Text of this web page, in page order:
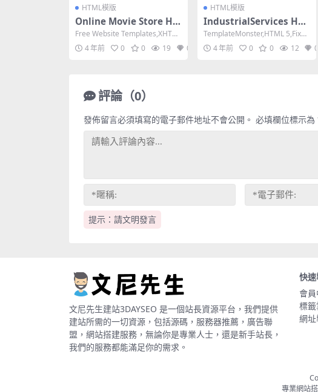
HTML模版
Online Movie Store Ht
ml模版
Free Website Templates,XHTM
L 1.0 Transit...
4 年前 0 0 19 0
HTML模版
IndustrialServices Ht
ml模版
TemplateMonster,HTML 5,Fixed
Width, 2 Co...
4 年前 0 0 12 0
評論（0）
提示：請文明發言
發佈留言必須填寫的電子郵件地址不會公開。 必填欄位標示為
文尼先生建站3DAYSEO 是一個站長資源平台，我們提供
建站所需的一切資源，包括源碼，服務器推薦，廣告聯
盟，網站搭建服務，無論你是專業人士，還是新手站長，
我們的服務都能滿足你的需求。
快
會
標
網
專業網站